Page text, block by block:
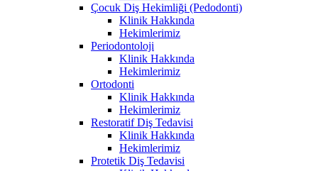
Çocuk Diş Hekimliği (Pedodonti)
Klinik Hakkında
Hekimlerimiz
Periodontoloji
Klinik Hakkında
Hekimlerimiz
Ortodonti
Klinik Hakkında
Hekimlerimiz
Restoratif Diş Tedavisi
Klinik Hakkında
Hekimlerimiz
Protetik Diş Tedavisi